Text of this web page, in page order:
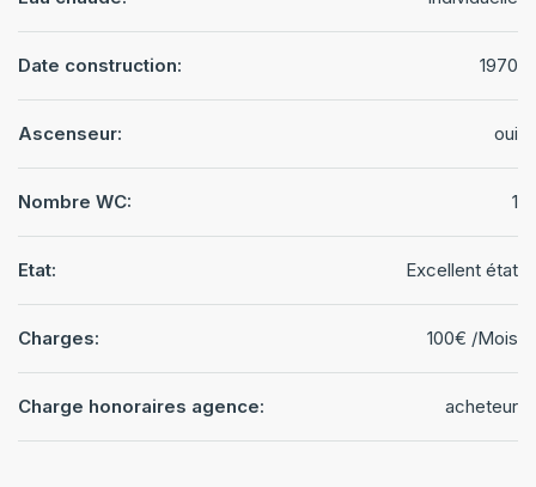
Date construction: 1970
Ascenseur: oui
Nombre WC: 1
Etat: Excellent état
Charges: 100€ /Mois
Charge honoraires agence: acheteur